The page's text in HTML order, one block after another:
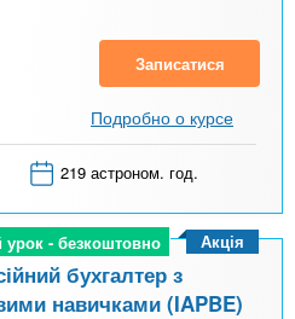
Записатися
Подробно о курсе
219 астроном. год.
- безкоштовно
- безкоштовно
бухгалтер з
навичками (IAPBE)
Акція